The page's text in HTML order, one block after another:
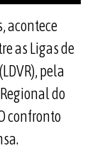
acontece
as Ligas de
pela
do
confronto